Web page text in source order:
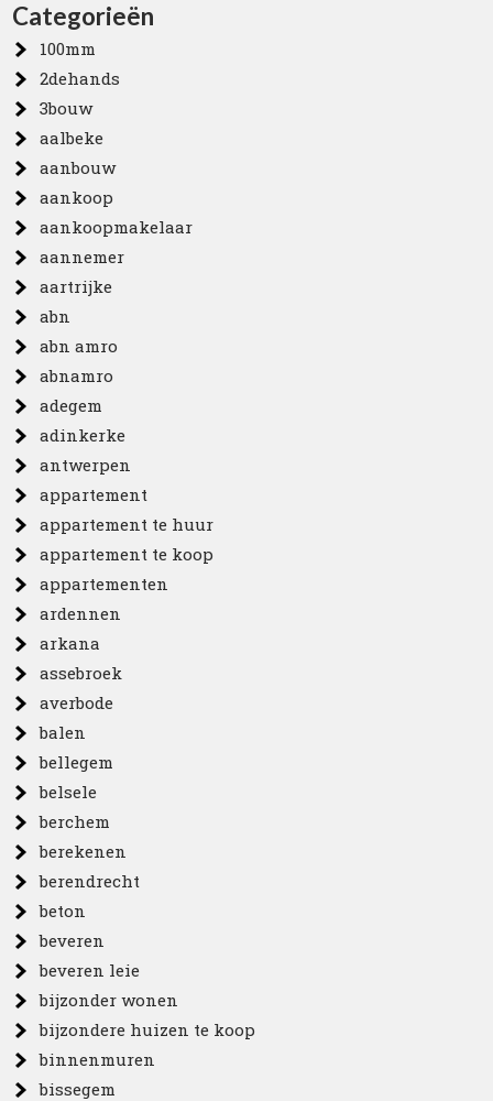
Categorieën
100mm
2dehands
3bouw
aalbeke
aanbouw
aankoop
aankoopmakelaar
aannemer
aartrijke
abn
abn amro
abnamro
adegem
adinkerke
antwerpen
appartement
appartement te huur
appartement te koop
appartementen
ardennen
arkana
assebroek
averbode
balen
bellegem
belsele
berchem
berekenen
berendrecht
beton
beveren
beveren leie
bijzonder wonen
bijzondere huizen te koop
binnenmuren
bissegem